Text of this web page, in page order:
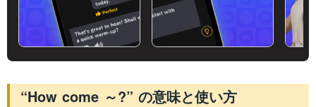
“How come ～?” の意味と使い方